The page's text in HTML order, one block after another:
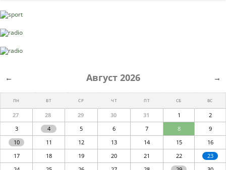
← →
Август 2026
ПН ВТ СР ЧТ ПТ СБ ВС
27 28 29 30 31 1
2
3
4 5 6 7 8
9
10
11 12 13 14 15
16
17
18 19 20 21 22
23